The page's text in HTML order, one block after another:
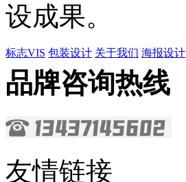
设成果。
标志VIS 包装设计 关于我们 海报设计
品牌咨询热线
友情链接